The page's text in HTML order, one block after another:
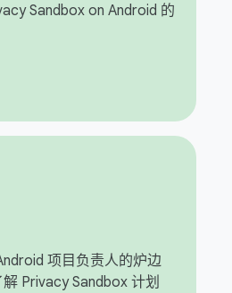
Sandbox on Android 的
项目负责人的炉边
Privacy Sandbox 计划